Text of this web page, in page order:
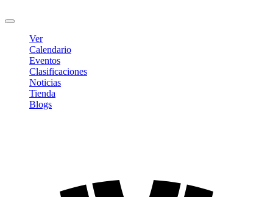
Ver
Calendario
Eventos
Clasificaciones
Noticias
Tienda
Blogs